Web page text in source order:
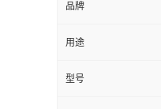
品牌
用途
型号